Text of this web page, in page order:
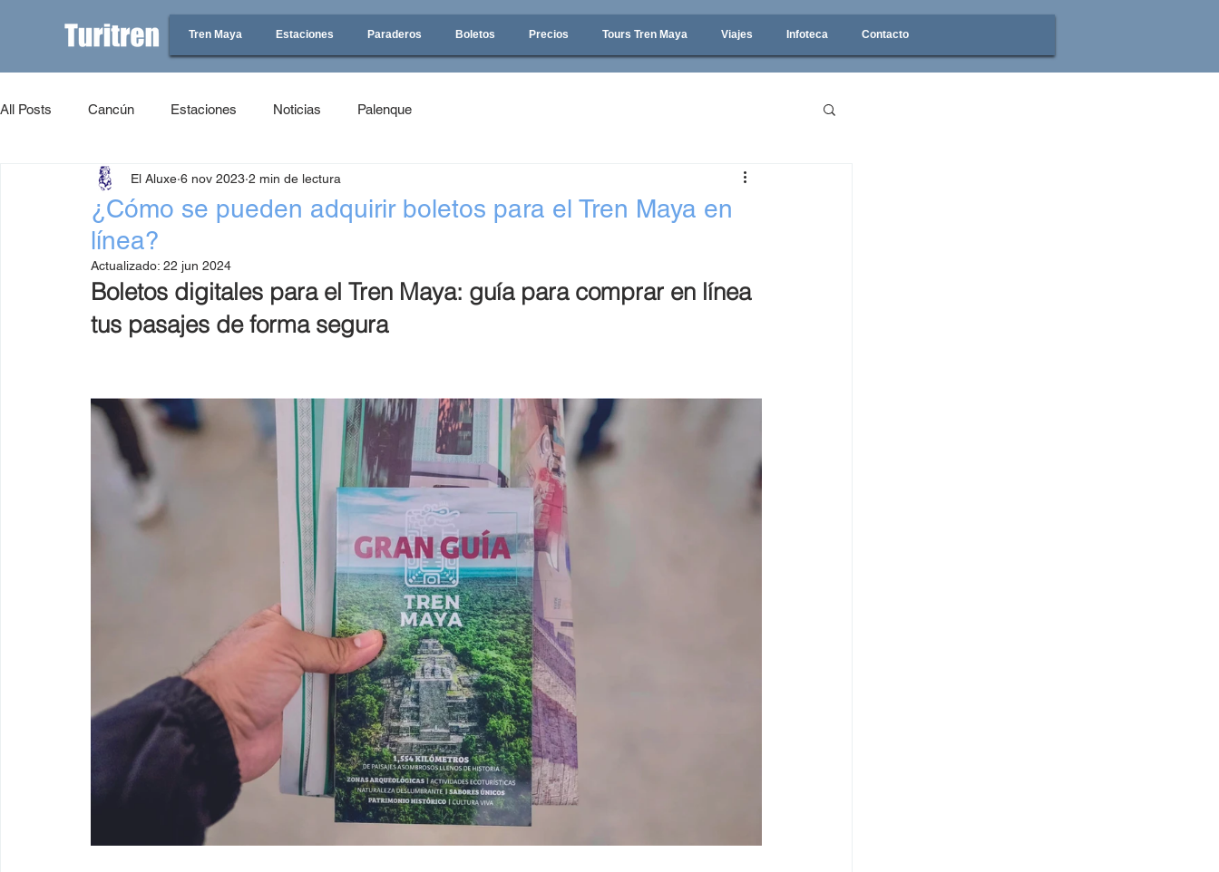
Tren Maya Estaciones Paraderos Boletos Precios Tours Tren Maya Viajes Infoteca Contacto
All Posts Cancún Estaciones Noticias Palenque
¿Cómo se pueden adquirir boletos para el Tren Maya en
línea?
El Aluxe 6 nov 2023 2 min de lectura
Actualizado: 22 jun 2024
Boletos digitales para el Tren Maya: guía para comprar en línea
tus pasajes de forma segura